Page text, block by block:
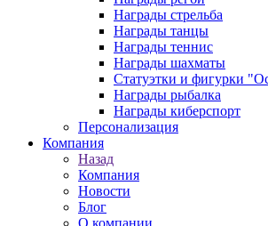
Награды стрельба
Награды танцы
Награды теннис
Награды шахматы
Статуэтки и фигурки
Награды рыбалка
Награды киберспорт
Персонализация
Компания
Назад
Компания
Новости
Блог
О компании